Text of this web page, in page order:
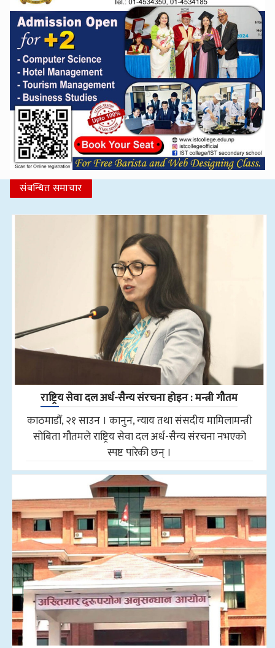
संबन्धित समाचार
राष्ट्रिय सेवा दल अर्ध-सैन्य संरचना होइन : मन्त्री गौतम
काठमाडौँ, २१ साउन । कानुन, न्याय तथा संसदीय मामिलामन्त्री
सोबिता गौतमले राष्ट्रिय सेवा दल अर्ध-सैन्य संरचना नभएको
स्पष्ट पारेकी छन् ।